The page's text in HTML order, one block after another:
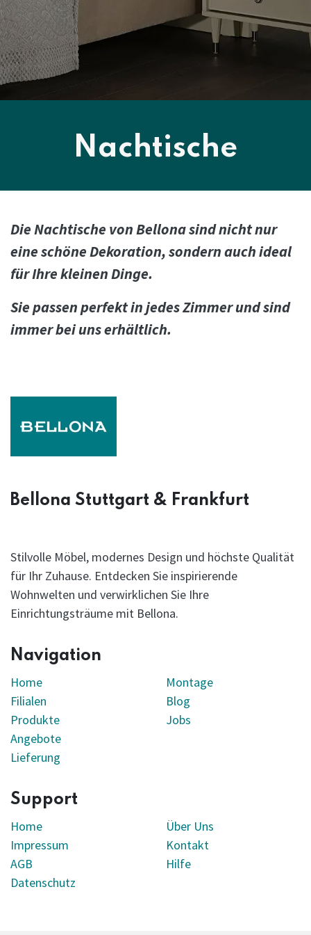
Nachtische
Die Nachtische von Bellona sind nicht nur
eine schöne Dekoration, sondern auch ideal
für Ihre kleinen Dinge.
Sie passen perfekt in jedes Zimmer und sind
immer bei uns erhältlich.
Bellona Stuttgart & Frankfurt
Stilvolle Möbel, modernes Design und höchste Qualität
für Ihr Zuhause. Entdecken Sie inspirierende
Wohnwelten und verwirklichen Sie Ihre
Einrichtungsträume mit Bellona.
Navigation
Home
Filialen
Produkte
Angebote
Lieferung
Montage
Blog
Jobs
Support
Home
Impressum
AGB
Datenschutz
Über Uns
Kontakt
Hilfe